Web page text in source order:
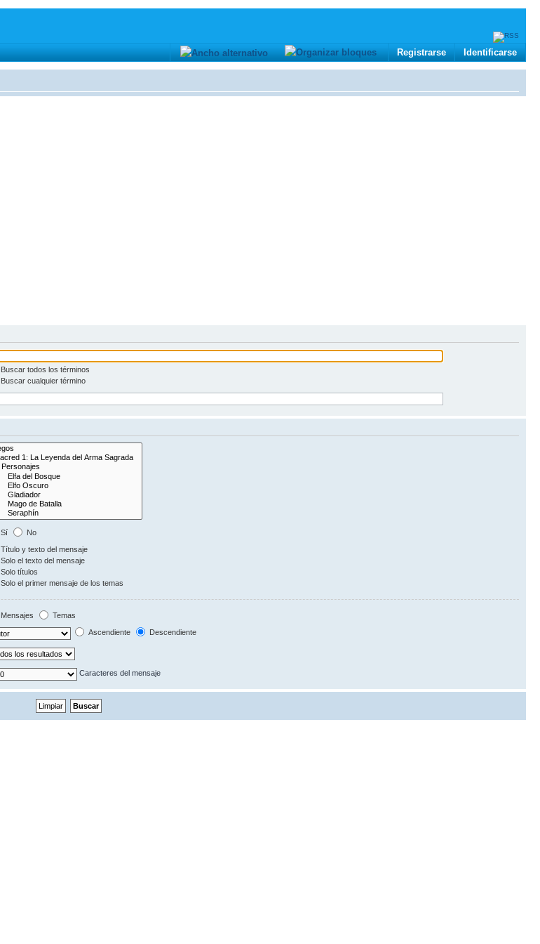
Identificarse
Registrarse
Buscar todos los términos
Buscar cualquier término
Sí
No
Título y texto del mensaje
Solo el texto del mensaje
Solo títulos
Solo el primer mensaje de los temas
Mensajes
Temas
Ascendiente Descendiente
Caracteres del mensaje